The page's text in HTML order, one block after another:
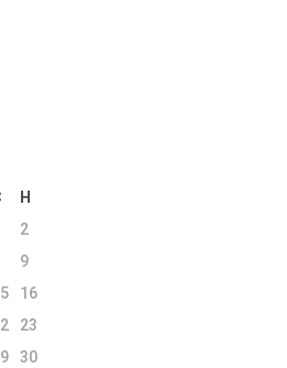
Н
2
9
16
23
30